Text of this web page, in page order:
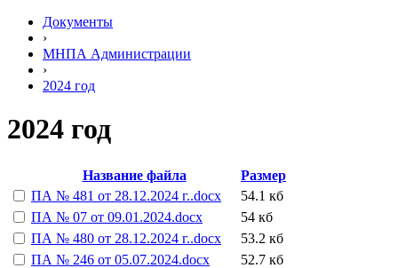
Документы
›
МНПА Администрации
›
2024 год
2024 год
Название файла
Размер
ПА № 481 от 28.12.2024 г..docx
54.1 кб
ПА № 07 от 09.01.2024.docx
54 кб
ПА № 480 от 28.12.2024 г..docx
53.2 кб
ПА № 246 от 05.07.2024.docx
52.7 кб